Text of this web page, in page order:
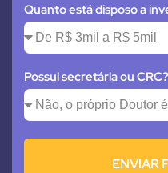
Quanto está disposo a
Possui secretária ou CRC?
ENVIAR